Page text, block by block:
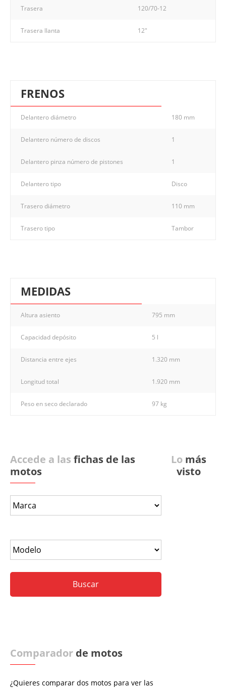
Trasera 120/70-12
Trasera llanta 12"
FRENOS
Delantero diámetro 180 mm
Delantero número de discos 1
Delantero pinza número de pistones 1
Delantero tipo Disco
Trasero diámetro 110 mm
Trasero tipo Tambor
MEDIDAS
Altura asiento 795 mm
Capacidad depósito 5 l
Distancia entre ejes 1.320 mm
Longitud total 1.920 mm
Peso en seco declarado 97 kg
Accede a las fichas de las
motos
Comparador de motos
¿Quieres comparar dos motos para ver las
Lo más
visto